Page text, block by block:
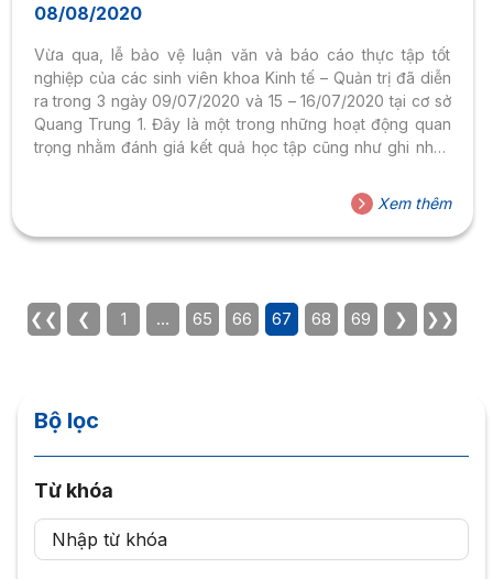
08/08/2020
Vừa qua, lễ bảo vệ luận văn và báo cáo thực tập tốt
nghiệp của các sinh viên khoa Kinh tế – Quản trị đã diễn
ra trong 3 ngày 09/07/2020 và 15 – 16/07/2020 tại cơ sở
Quang Trung 1. Đây là một trong những hoạt động quan
trọng nhằm đánh giá kết quả học tập cũng như ghi nhận
nghiệp. Ban Hội đồng và sinh viên cùng nhau
chụp hình tại buổi lễ bảo vệ Với khoảng thời gian gần...
Xem thêm
❮❮ ❮ 1 … 65 66 67 68 69 ❯ ❯❯
Bộ lọc
Từ khóa